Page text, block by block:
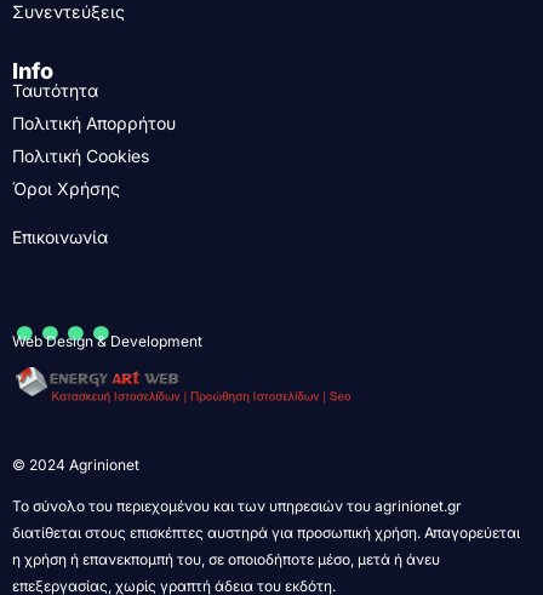
Συνεντεύξεις
Info
Ταυτότητα
Πολιτική Απορρήτου
Πολιτική Cookies
Όροι Χρήσης
Επικοινωνία
....
Web Design & Development
© 2024 Agrinionet
Το σύνολο του περιεχομένου και των υπηρεσιών του agrinionet.gr
διατίθεται στους επισκέπτες αυστηρά για προσωπική χρήση. Απαγορεύεται
η χρήση ή επανεκπομπή του, σε οποιοδήποτε μέσο, μετά ή άνευ
επεξεργασίας, χωρίς γραπτή άδεια του εκδότη.